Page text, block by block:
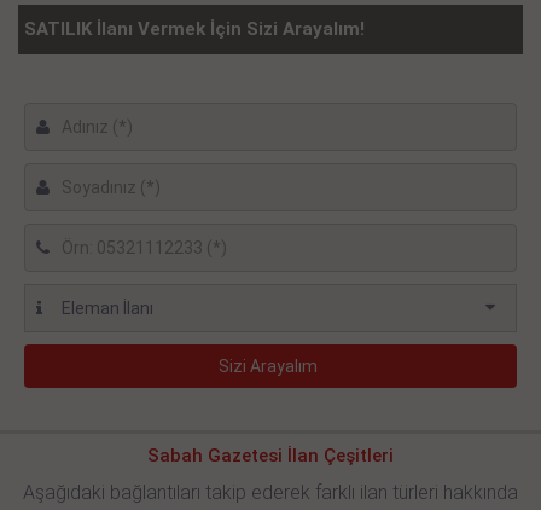
SATILIK İlanı Vermek İçin Sizi Arayalım!
Sabah Gazetesi İlan Çeşitleri
Aşağıdaki bağlantıları takip ederek farklı ilan türleri hakkında